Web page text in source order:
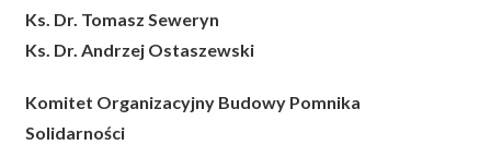
Ks. Dr. Tomasz Seweryn
Ks. Dr. Andrzej Ostaszewski
Komitet Organizacyjny Budowy Pomnika
Solidarności